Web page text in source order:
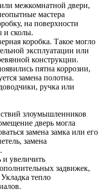
межкомнатной двери,
мастера
на поверхности
и сколы.
коробка. Такое могло
эксплуатации или
конструкции.
пятна коррозии,
замена полотна.
ручка или
злоумышленников
дверь могла
замена замка или его
замена
и увеличить
задвижек,
тепло